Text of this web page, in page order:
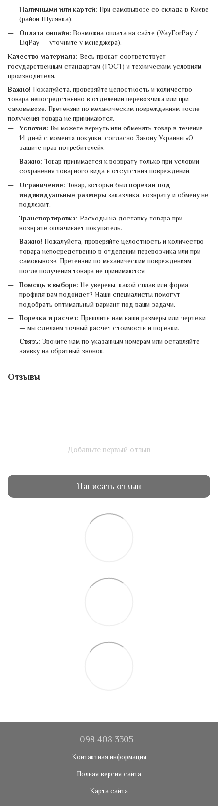
Наличными или картой: При самовывозе со склада в Киеве
(район Шулявка).
Оплата онлайн: Возможна оплата на сайте (WayForPay /
LiqPay — уточните у менеджера).
Качество материала: Весь прокат соответствует
государственным стандартам (ГОСТ) и техническим условиям
производителя.
Важно! Пожалуйста, проверяйте целостность и количество
товара непосредственно в отделении перевозчика или при
самовывозе. Претензии по механическим повреждениям после
получения товара не принимаются.
Условия: Вы можете вернуть или обменять товар в течение
14 дней с момента покупки, согласно Закону Украины «О
защите прав потребителей».
Важно: Товар принимается к возврату только при условии
сохранения товарного вида и отсутствия повреждений.
Ограничение: Товар, который был порезан под
индивидуальные размеры заказчика, возврату и обмену не
подлежит.
Транспортировка: Расходы на доставку товара при
возврате оплачивает покупатель.
Важно! Пожалуйста, проверяйте целостность и количество
товара непосредственно в отделении перевозчика или при
самовывозе. Претензии по механическим повреждениям
после получения товара не принимаются.
Помощь в выборе: Не уверены, какой сплав или форма
профиля вам подойдет? Наши специалисты помогут
подобрать оптимальный вариант под ваши задачи.
Порезка и расчет: Пришлите нам ваши размеры или чертежи
— мы сделаем точный расчет стоимости и порезки.
Связь: Звоните нам по указанным номерам или оставляйте
заявку на обратный звонок.
Отзывы
Добавьте первый отзыв
Написать отзыв
098 408 3305
Контактная информация
Полная версия сайта
Карта сайта